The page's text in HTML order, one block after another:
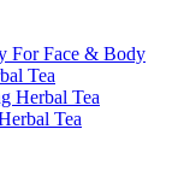
For Face & Body
Tea
Herbal Tea
Tea